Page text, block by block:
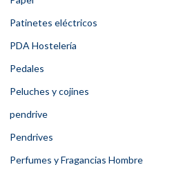
Patinetes eléctricos
PDA Hostelería
Pedales
Peluches y cojines
pendrive
Pendrives
Perfumes y Fragancias Hombre